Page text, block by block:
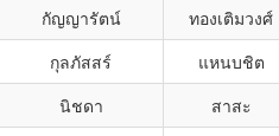
กัญญารัตน์ ทองเติมวงศ์
กุลภัสสร์ แหนบชิต
นิชดา สาสะ